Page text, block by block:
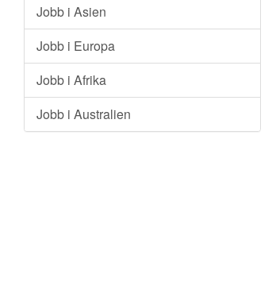
Jobb i Asien
Jobb i Europa
Jobb i Afrika
Jobb i Australien